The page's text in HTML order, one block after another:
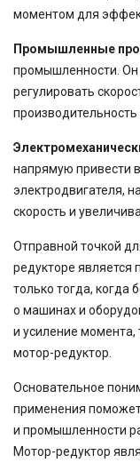
моментом для
Промышленные
промышленности. Он
регулировать
производительность
напрямую привести
электродвигателя,
скорость и
Отправной точкой
редукторе является
только тогда, когда
о машинах и
и усиление момента,
мотор-редуктор.
Основательное
применения
и промышленности
Мотор-редуктор